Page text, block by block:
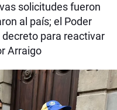
solicitudes fueron
al país; el Poder
para reactivar
Arraigo